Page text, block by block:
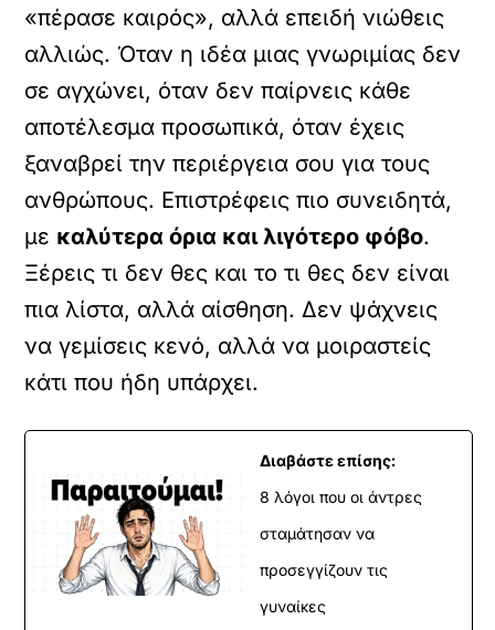
«πέρασε καιρός», αλλά επειδή νιώθεις
αλλιώς. Όταν η ιδέα μιας γνωριμίας δεν
σε αγχώνει, όταν δεν παίρνεις κάθε
αποτέλεσμα προσωπικά, όταν έχεις
ξαναβρεί την περιέργεια σου για τους
ανθρώπους. Επιστρέφεις πιο συνειδητά,
με καλύτερα όρια και λιγότερο φόβο.
Ξέρεις τι δεν θες και το τι θες δεν είναι
πια λίστα, αλλά αίσθηση. Δεν ψάχνεις
να γεμίσεις κενό, αλλά να μοιραστείς
κάτι που ήδη υπάρχει.
Διαβάστε επίσης:
8 λόγοι που οι άντρες
σταμάτησαν να
προσεγγίζουν τις
γυναίκες